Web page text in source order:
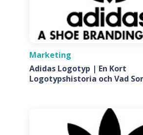
Marketing
Adidas Logotyp | En Kort
Logotypshistoria och Vad